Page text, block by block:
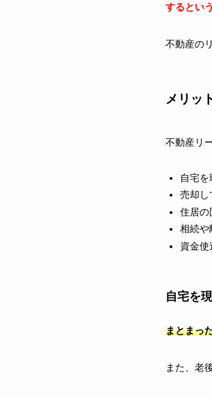
するとい
不動産の
メリッ
不動産リ
自宅
売却し
住居の
相続や
資金使
自宅を
まとまっ
また、老